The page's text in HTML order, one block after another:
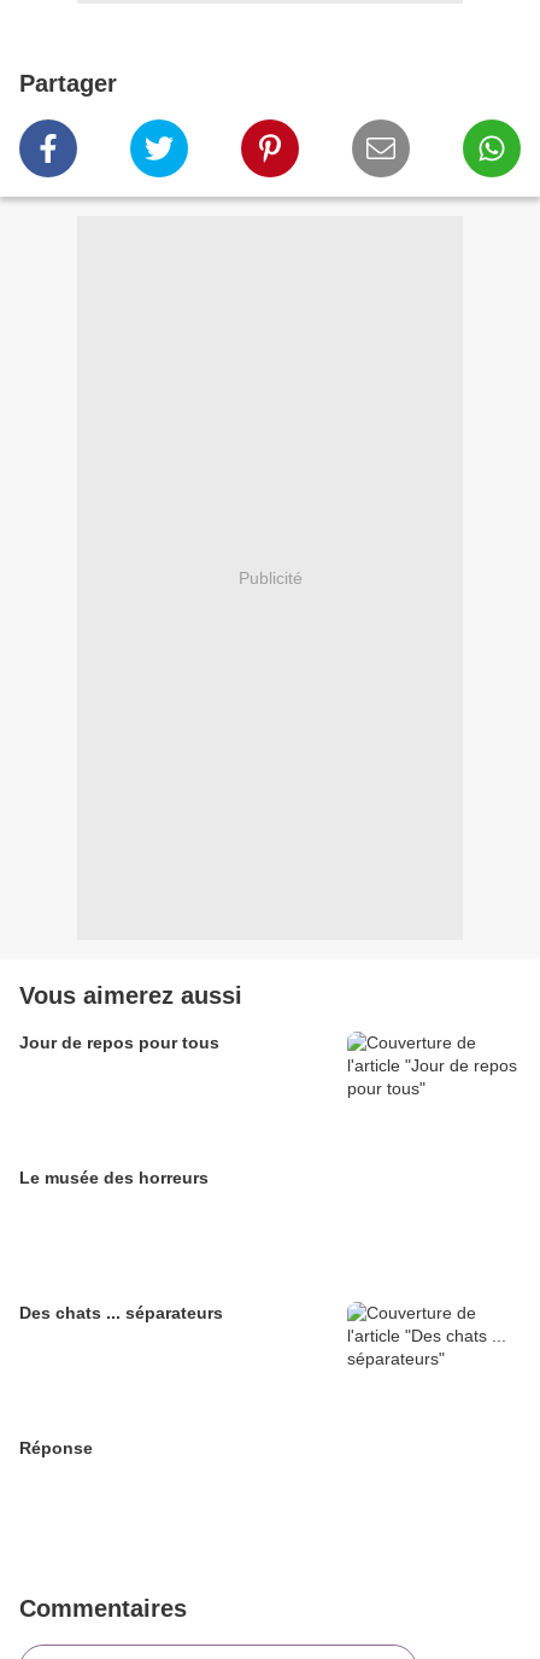
Partager
Publicité
Vous aimerez aussi
Jour de repos pour tous
Le musée des horreurs
Des chats ... séparateurs
Réponse
Commentaires